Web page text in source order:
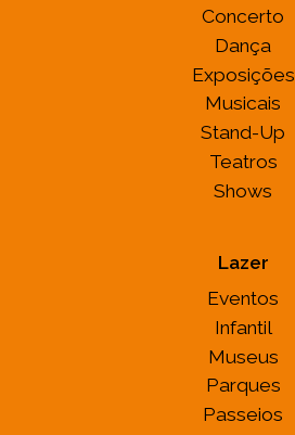
Concerto
Dança
Exposições
Musicais
Stand-Up
Teatros
Shows
Lazer
Eventos
Infantil
Museus
Parques
Passeios